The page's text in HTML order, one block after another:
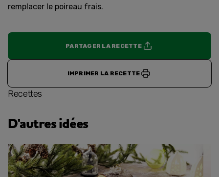
remplacer le poireau frais.
PARTAGER LA RECETTE
IMPRIMER LA RECETTE
Recettes
D'autres idées